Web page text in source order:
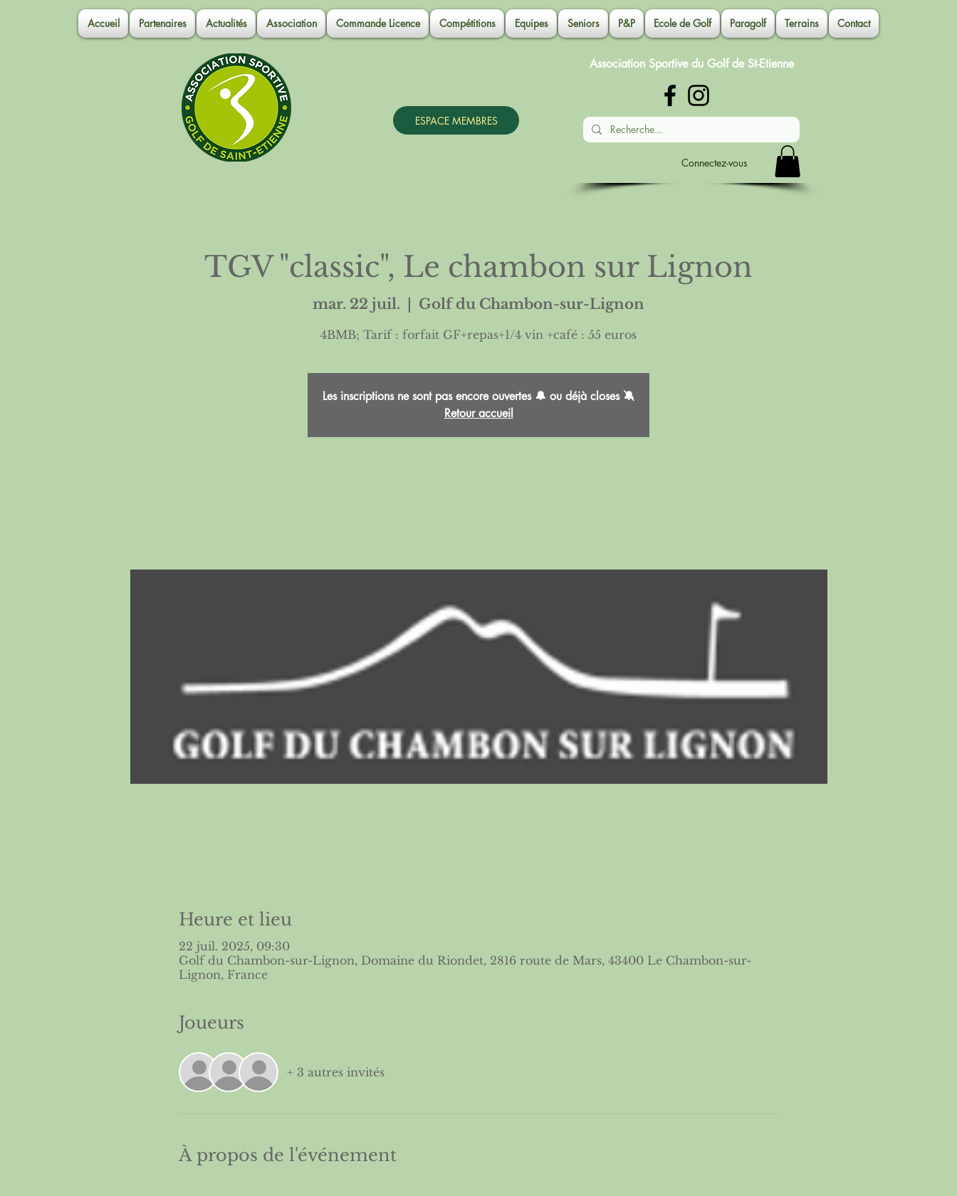
Accueil Partenaires Actualités Association Commande Licence Compétitions Equipes Seniors P&P Ecole de Golf Paragolf Terrains Contact
ESPACE MEMBRES
Association Sportive du Golf de St-Etienne
Connectez-vous
TGV "classic", Le chambon sur Lignon
mar. 22 juil. Golf du Chambon-sur-Lignon
Les inscriptions ne sont pas encore ouvertes 🔔 ou déjà closes 🔕
Retour accueil
Heure et lieu
22 juil. 2025, 09:30
Golf du Chambon-sur-Lignon, Domaine du Riondet, 2816 route de Mars, 43400 Le Chambon-sur-
Lignon, France
Joueurs
+ 3 autres invités
À propos de l'événement